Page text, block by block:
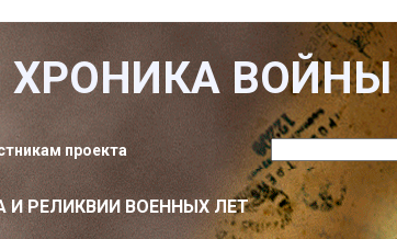
ХРОНИКА ВОЙНЫ
проекта
И РЕЛИКВИИ ВОЕННЫХ ЛЕТ